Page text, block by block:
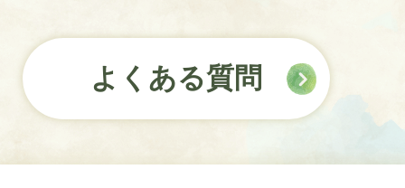
よくある質問